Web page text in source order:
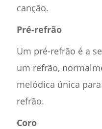
canção.
Pré-refrão
Um pré-refrão é a
um refrão,
melódica única
refrão.
Coro